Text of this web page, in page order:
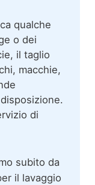
qualche
o dei
il taglio
macchie,
di
subito da
il lavaggio